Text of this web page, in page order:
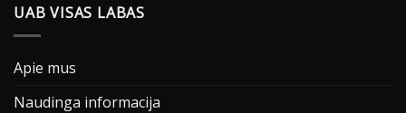
UAB VISAS LABAS
Apie mus
Naudinga informacija